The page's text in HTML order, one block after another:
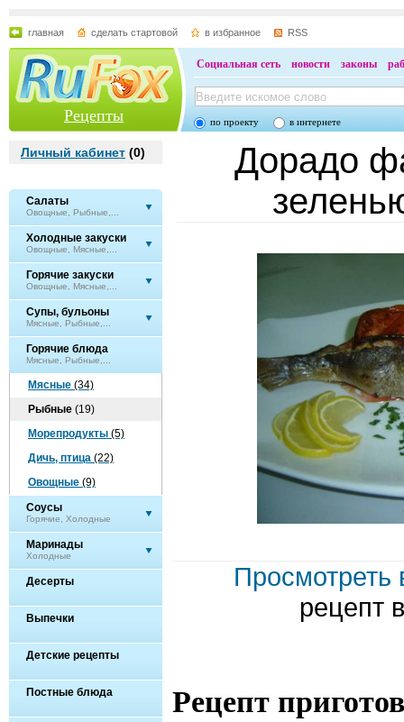
главная сделать стартовой в избранное RSS
Рецепты
Социальная сеть новости законы
по проекту в интернете
Личный кабинет (0)
Салаты
Овощные, Рыбные,...
Холодные закуски
Овощные, Мясные,...
Горячие закуски
Овощные, Мясные,...
Супы, бульоны
Мясные, Рыбные,...
Горячие блюда
Мясные, Рыбные,...
Мясные (34)
Рыбные (19)
Морепродукты (5)
Дичь, птица (22)
Овощные (9)
Соусы
Горячие, Холодные
Маринады
Холодные
Десерты
Выпечки
Детские рецепты
Постные блюда
Дорадо
Просмотреть
рецепт
Рецепт